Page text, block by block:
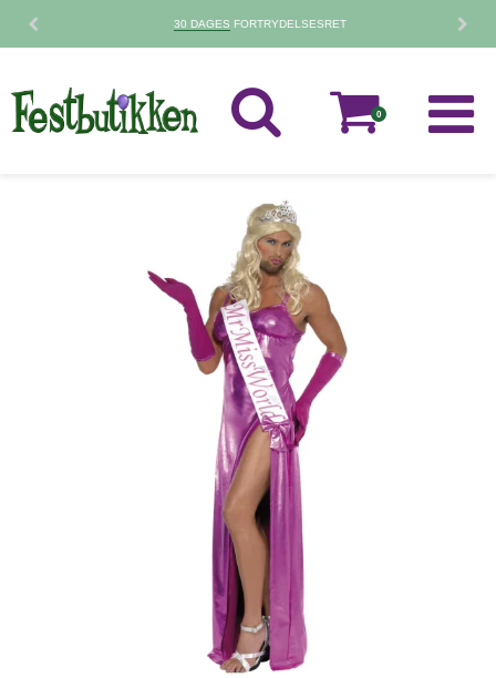
30 DAGESFORTRYDELSESRET
0